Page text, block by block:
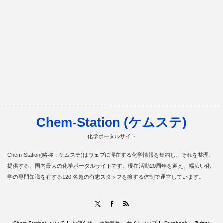
Chem-Station (ケムステ)
化学ポータルサイト
Chem-Station(略称：ケムステ)はウェブに混在する化学情報を集約し、それを整理、
提供する、国内最大の化学ポータルサイトです。現在活動20周年を迎え、幅広い化
学の専門知識を有する120 名超の有志スタッフを擁する体制で運営しています。
Facebook